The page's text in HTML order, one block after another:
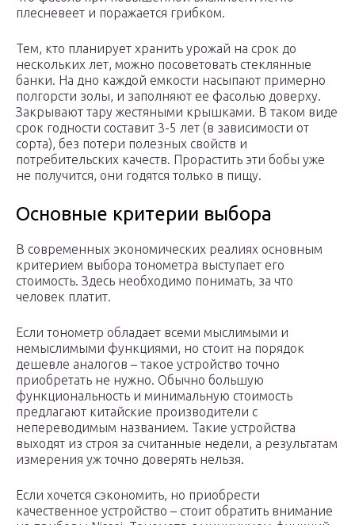
плесневеет и поражается грибком.
Тем, кто планирует хранить урожай на срок до
нескольких лет, можно посоветовать стеклянные
банки. На дно каждой емкости насыпают примерно
полгорсти золы, и заполняют ее фасолью доверху.
Закрывают тару жестяными крышками. В таком виде
срок годности составит 3-5 лет (в зависимости от
сорта), без потери полезных свойств и
потребительских качеств. Прорастить эти бобы уже
не получится, они годятся только в пищу.
Основные критерии выбора
В современных экономических реалиях основным
критерием выбора тонометра выступает его
стоимость. Здесь необходимо понимать, за что
человек платит.
Если тонометр обладает всеми мыслимыми и
немыслимыми функциями, но стоит на порядок
дешевле аналогов – такое устройство точно
приобретать не нужно. Обычно большую
функциональность и минимальную стоимость
предлагают китайские производители с
непереводимым названием. Такие устройства
выходят из строя за считанные недели, а результатам
измерения уж точно доверять нельзя.
Если хочется сэкономить, но приобрести
качественное устройство – стоит обратить внимание